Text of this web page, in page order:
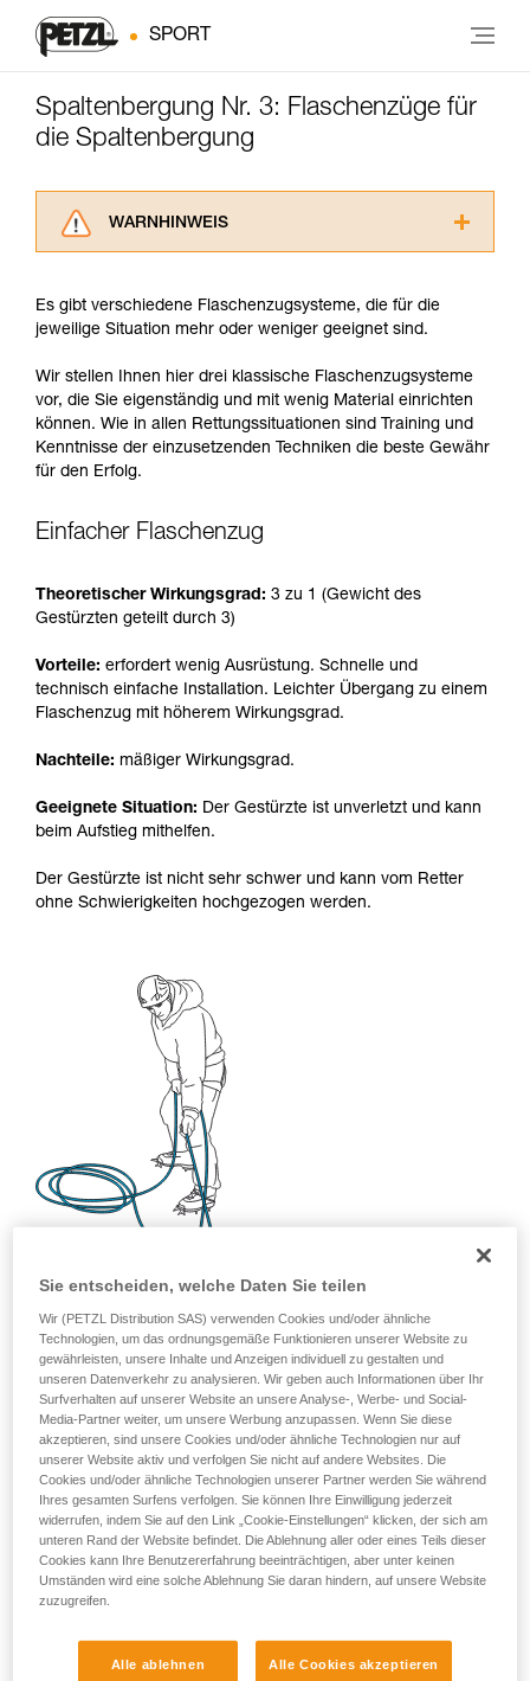
SPORT
Spaltenbergung Nr. 3: Flaschenzüge für
die Spaltenbergung
WARNHINWEIS
aufmerksam durch, bevor Sie diesen zu Rate
ziehen. Um diese Zusatzinformationen
der Gebrauchsanweisung enthaltenen
Informationen richtig verstanden haben.
Die Beherrschung dieser Techniken setzt eine
entsprechende Ausbildung und ein spezielles
Training voraus. Prüfen Sie zusammen mit
Vorgang alleine sicher zu wiederholen, bevor
verbundenen Techniken. Möglicherweise gibt es
noch andere Techniken, die hier nicht
Es gibt verschiedene Flaschenzugsysteme, die für die
jeweilige Situation mehr oder weniger geeignet sind.
Wir stellen Ihnen hier drei klassische Flaschenzugsysteme
vor, die Sie eigenständig und mit wenig Material einrichten
können. Wie in allen Rettungssituationen sind Training und
Kenntnisse der einzusetzenden Techniken die beste Gewähr
für den Erfolg.
Einfacher Flaschenzug
Theoretischer Wirkungsgrad: 3 zu 1 (Gewicht des
Gestürzten geteilt durch 3)
Vorteile: erfordert wenig Ausrüstung. Schnelle und
technisch einfache Installation. Leichter Übergang zu einem
Flaschenzug mit höherem Wirkungsgrad.
Nachteile: mäßiger Wirkungsgrad.
Geeignete Situation: Der Gestürzte ist unverletzt und kann
beim Aufstieg mithelfen.
Der Gestürzte ist nicht sehr schwer und kann vom Retter
ohne Schwierigkeiten hochgezogen werden.
Sie entscheiden, welche Daten Sie teilen
Wir (PETZL Distribution SAS) verwenden Cookies und/oder ähnliche
Technologien, um das ordnungsgemäße Funktionieren unserer Website zu
gewährleisten, unsere Inhalte und Anzeigen individuell zu gestalten und
unseren Datenverkehr zu analysieren. Wir geben auch Informationen über Ihr
Surfverhalten auf unserer Website an unsere Analyse-, Werbe- und Social-
Media-Partner weiter, um unsere Werbung anzupassen. Wenn Sie diese
akzeptieren, sind unsere Cookies und/oder ähnliche Technologien nur auf
unserer Website aktiv und verfolgen Sie nicht auf andere Websites. Die
Cookies und/oder ähnliche Technologien unserer Partner werden Sie während
Ihres gesamten Surfens verfolgen. Sie können Ihre Einwilligung jederzeit
widerrufen, indem Sie auf den Link „Cookie-Einstellungen“ klicken, der sich am
unteren Rand der Website befindet. Die Ablehnung aller oder eines Teils dieser
Cookies kann Ihre Benutzererfahrung beeinträchtigen, aber unter keinen
Umständen wird eine solche Ablehnung Sie daran hindern, auf unsere Website
zuzugreifen.
Alle ablehnen Alle Cookies akzeptieren